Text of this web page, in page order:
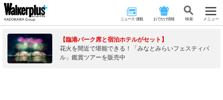
ニュース･連載 おでかけ情報 検 索 メニュー
【臨港パーク席と宿泊ホテルがセット】
花火を間近で堪能できる！「みなとみらいフェスティバ
ル」鑑賞ツアーを販売中